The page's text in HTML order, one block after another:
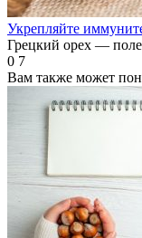
Укрепляйте
Грецкий орех —
0 7
Вам также может